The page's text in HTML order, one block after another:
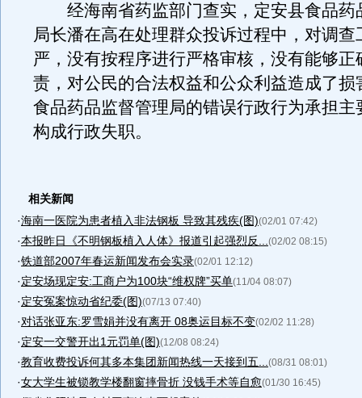
经海南省药监部门查实，定安县食品药
局长潘在高在处理群众投诉过程中，对调查
严，没有按程序进行严格审核，没有能够正
责，对公民的合法权益和公众利益造成了损
食品药品监督管理局的错误行政行为承担主
构成行政失职。
相关新闻
·海南一医院为患者植入非法钢板 导致其残疾(图)(02/01 07:42)
·本报昨日《不明钢板植入人体》报道引起强烈反... (02/02 08:15)
·铁道部2007年春运新闻发布会实录(02/01 12:12)
·定安场现定安:工商户为100块“维权牌”买单(11/04 08:07)
·定安冤案惊动省纪委(图)(07/13 07:40)
·对话张亚东:罗雪娟并没有离开 08奥运目标不变(02/02 11:28)
·定安一交警开出1元罚单(图)(12/08 08:24)
·教育收费投诉何其多本集团新闻热线一天接到五... (08/31 08:01)
·女大学生被锁教学楼翻窗摔骨折 没钱手术等自愈(01/30 16:45)